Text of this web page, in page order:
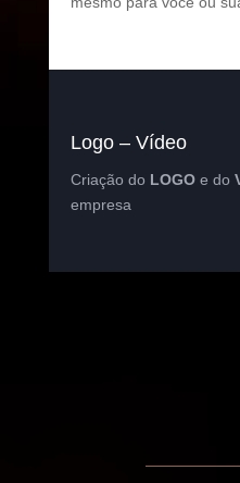
Logo – Vídeo
Criação do LOGOe do
empresa